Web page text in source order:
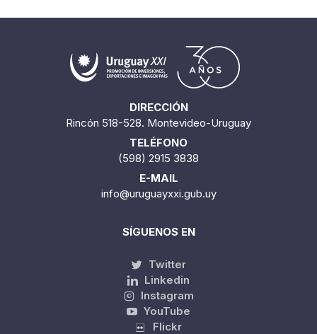
DIRECCIÓN
Rincón 518-528. Montevideo-Uruguay
TELÉFONO
(598) 2915 3838
E-MAIL
info@uruguayxxi.gub.uy
SÍGUENOS EN
Twitter
Linkedin
Instagram
YouTube
Flickr